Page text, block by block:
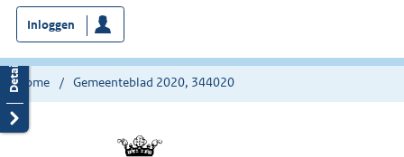
bent
nu
hier:
Inloggen
Home Gemeenteblad 2020, 344020